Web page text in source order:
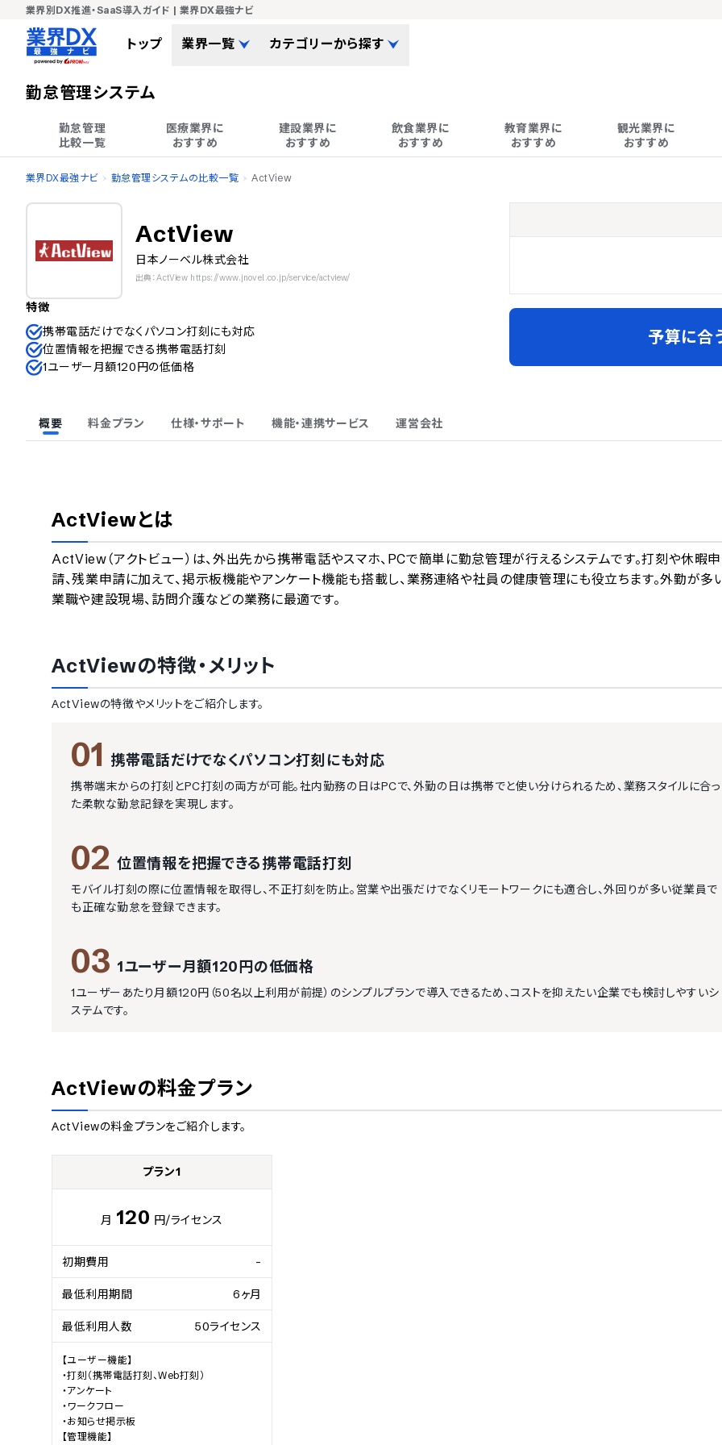
業界別DX推進・SaaS導入ガイド | 業界DX最強ナビ
トップ 業界一覧 カテゴリーから探す
勤怠管理システム
勤怠管理
比較一覧
医療業界に
おすすめ
建設業界に
おすすめ
飲食業界に
おすすめ
教育業界に
おすすめ
観光業界に
おすすめ
業界DX最強ナビ 勤怠管理システムの比較一覧 ActView
ActView
日本ノーベル株式会社
出典：ActView https://www.jnovel.co.jp/service/actview/
特徴
携帯電話だけでなくパソコン打刻にも対応
位置情報を把握できる携帯電話打刻
1ユーザー月額120円の低価格
予算に合
概要 料金プラン 仕様・サポート 機能・連携サービス 運営会社
ActViewとは
ActView（アクトビュー）は、外出先から携帯電話やスマホ、PCで簡単に勤怠管理が行えるシステムです。打刻や休暇申
請、残業申請に加えて、掲示板機能やアンケート機能も搭載し、業務連絡や社員の健康管理にも役立ちます。外勤が多
業職や建設現場、訪問介護などの業務に最適です。
ActViewの特徴・メリット
ActViewの特徴やメリットをご紹介します。
01 携帯電話だけでなくパソコン打刻にも対応
携帯端末からの打刻とPC打刻の両方が可能。社内勤務の日はPCで、外勤の日は携帯でと使い分けられるため、業務スタイルに合っ
た柔軟な勤怠記録を実現します。
02 位置情報を把握できる携帯電話打刻
モバイル打刻の際に位置情報を取得し、不正打刻を防止。営業や出張だけでなくリモートワークにも適合し、外回りが多い従業員で
も正確な勤怠を登録できます。
03 1ユーザー月額120円の低価格
1ユーザーあたり月額120円（50名以上利用が前提）のシンプルプランで導入できるため、コストを抑えたい企業でも検討しやすいシ
ステムです。
ActViewの料金プラン
ActViewの料金プランをご紹介します。
プラン1
月 120 円/ライセンス
初期費用 -
最低利用期間 6ヶ月
最低利用人数 50ライセンス
【ユーザー機能】
・打刻（携帯電話打刻、Web打刻）
・アンケート
・ワークフロー
・お知らせ掲示板
【管理機能】